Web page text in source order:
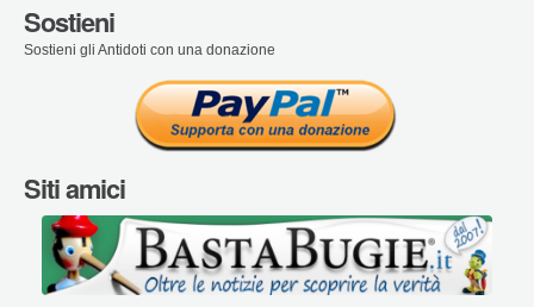
Sostieni
Sostieni gli Antidoti con una donazione
Siti amici